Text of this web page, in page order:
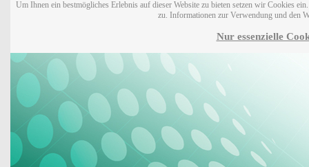
Um Ihnen ein bestmögliches Erlebnis auf dieser Website zu bieten setzen wir Cookies
zu. Informationen zur Verwendung und den
Nur essenzielle